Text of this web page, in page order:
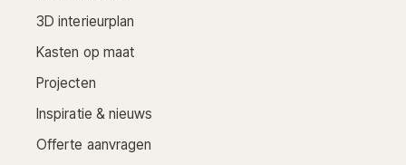
3D interieurplan
Kasten op maat
Projecten
Inspiratie & nieuws
Offerte aanvragen